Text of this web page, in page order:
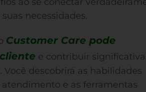
necessidades.
Customer Care pode
e contribuir
descobrirá as habilidades
e as ferramentas